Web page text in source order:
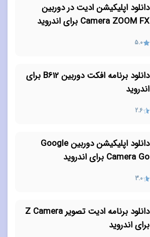
دانلود اپلیکیشن ادیت در دوربین
Camera ZOOM FX برای اندروید
5.0
دانلود برنامه افکت دوربین B612 برای
اندروید
2.6
دانلود اپلیکیشن دوربین Google
Camera Go برای اندروید
3.0
دانلود برنامه ادیت تصویر Z Camera
برای اندروید